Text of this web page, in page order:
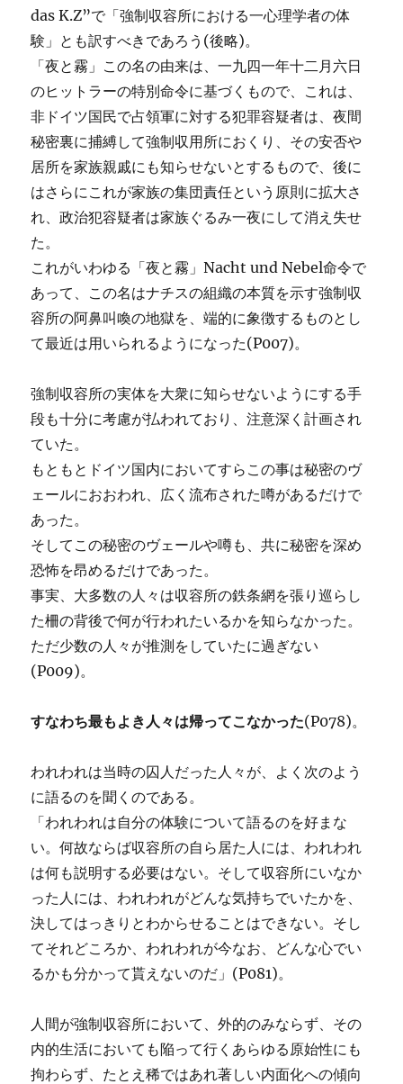
das K.Z”で「強制収容所における一心理学者の体
験」とも訳すべきであろう(後略)。
「夜と霧」この名の由来は、一九四一年十二月六日
のヒットラーの特別命令に基づくもので、これは、
非ドイツ国民で占領軍に対する犯罪容疑者は、夜間
秘密裏に捕縛して強制収用所におくり、その安否や
居所を家族親戚にも知らせないとするもので、後に
はさらにこれが家族の集団責任という原則に拡大さ
れ、政治犯容疑者は家族ぐるみ一夜にして消え失せ
た。
これがいわゆる「夜と霧」Nacht und Nebel命令で
あって、この名はナチスの組織の本質を示す強制収
容所の阿鼻叫喚の地獄を、端的に象徴するものとし
て最近は用いられるようになった(P007)。
強制収容所の実体を大衆に知らせないようにする手
段も十分に考慮が払われており、注意深く計画され
ていた。
もともとドイツ国内においてすらこの事は秘密のヴ
ェールにおおわれ、広く流布された噂があるだけで
あった。
そしてこの秘密のヴェールや噂も、共に秘密を深め
恐怖を昂めるだけであった。
事実、大多数の人々は収容所の鉄条網を張り巡らし
た柵の背後で何が行われたいるかを知らなかった。
ただ少数の人々が推測をしていたに過ぎない
(P009)。
すなわち最もよき人々は帰ってこなかった(P078)。
われわれは当時の囚人だった人々が、よく次のよう
に語るのを聞くのである。
「われわれは自分の体験について語るのを好まな
い。何故ならば収容所の自ら居た人には、われわれ
は何も説明する必要はない。そして収容所にいなか
った人には、われわれがどんな気持ちでいたかを、
決してはっきりとわからせることはできない。そし
てそれどころか、われわれが今なお、どんな心でい
るかも分かって貰えないのだ」(P081)。
人間が強制収容所において、外的のみならず、その
内的生活においても陥って行くあらゆる原始性にも
拘わらず、たとえ稀ではあれ著しい内面化への傾向